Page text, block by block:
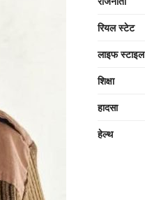
रियल स्टेट
लाइफ स्टाइल
शिक्षा
हादसा
हेल्थ